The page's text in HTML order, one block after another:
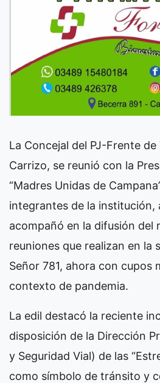
La Concejal del PJ-Frente
Carrizo, se reunió con la
“Madres Unidas de
integrantes de la institución,
acompañó en la difusión del
reuniones que realizan en la
Señor 781, ahora con cupos
contexto de pandemia.
La edil destacó la reciente
disposición de la Dirección
y Seguridad Vial) de las
como símbolo de tránsito y